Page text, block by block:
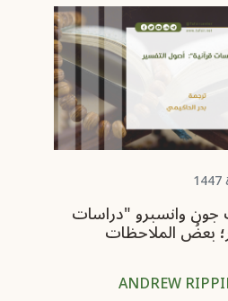
جون وانسبرو "دراسات
بعضُ الملاحظات